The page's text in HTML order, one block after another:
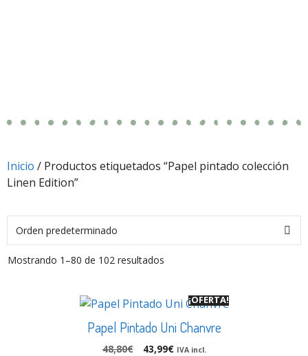
Inicio / Productos etiquetados “Papel pintado colección
Linen Edition”
Mostrando 1–80 de 102 resultados
¡OFERTA!
Papel Pintado Uni Chanvre
48,80€ 43,99€ IVA incl.